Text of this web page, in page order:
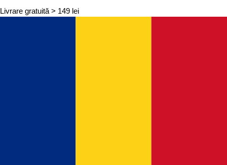
Livrare gratuită > 149 lei